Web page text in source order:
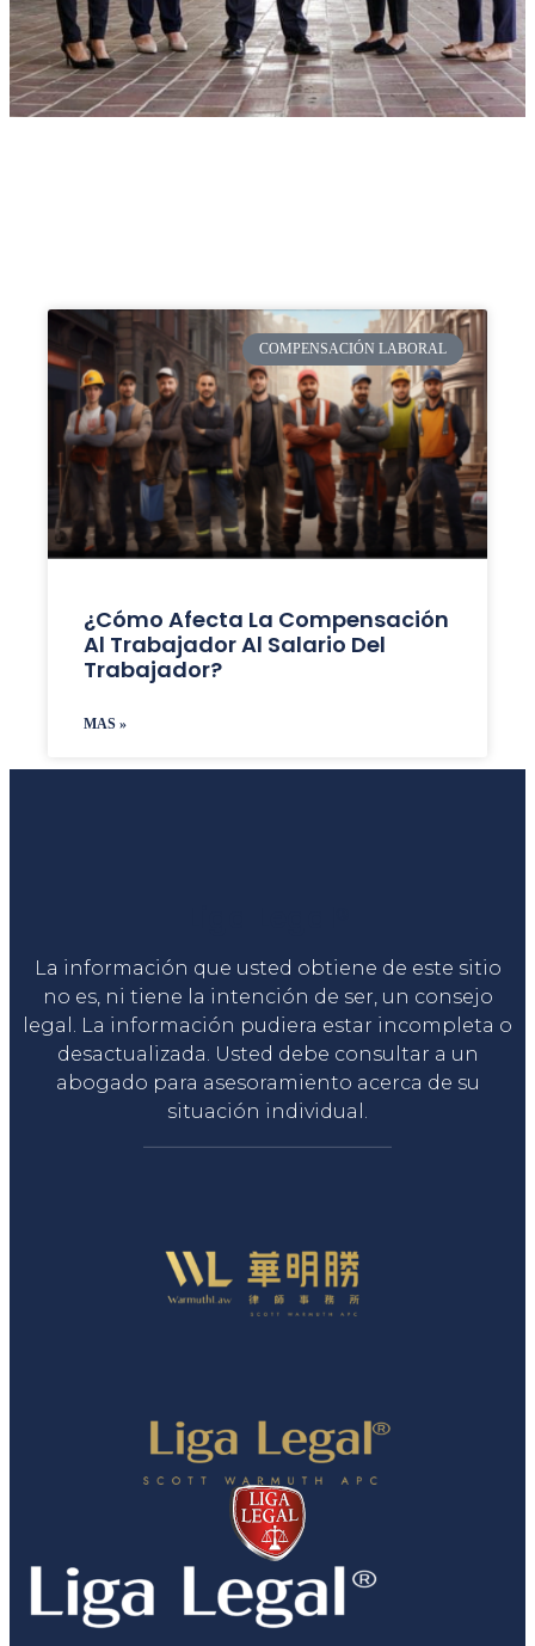
COMPENSACIÓN LABORAL
¿Cómo Afecta La Compensación
Al Trabajador Al Salario Del
Trabajador?
MAS »
La información que usted obtiene de este sitio
no es, ni tiene la intención de ser, un consejo
legal. La información pudiera estar incompleta o
desactualizada. Usted debe consultar a un
abogado para asesoramiento acerca de su
situación individual.